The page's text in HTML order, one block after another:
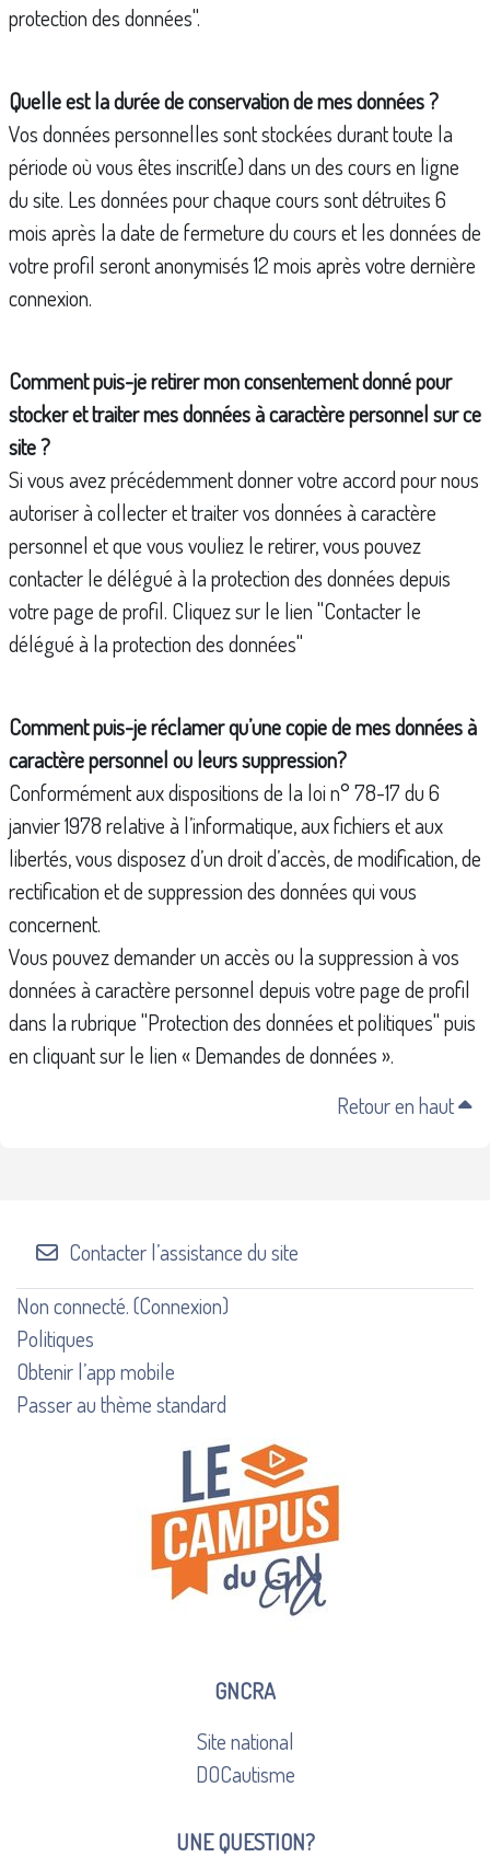
protection des données".
Quelle est la durée de conservation de mes données ?
Vos données personnelles sont stockées durant toute la
période où vous êtes inscrit(e) dans un des cours en ligne
du site. Les données pour chaque cours sont détruites 6
mois après la date de fermeture du cours et les données de
votre profil seront anonymisés 12 mois après votre dernière
connexion.
Comment puis-je retirer mon consentement donné pour
stocker et traiter mes données à caractère personnel sur ce
site ?
Si vous avez précédemment donner votre accord pour nous
autoriser à collecter et traiter vos données à caractère
personnel et que vous vouliez le retirer, vous pouvez
contacter le délégué à la protection des données depuis
votre page de profil. Cliquez sur le lien "Contacter le
délégué à la protection des données"
Comment puis-je réclamer qu’une copie de mes données à
caractère personnel ou leurs suppression?
Conformément aux dispositions de la loi n° 78-17 du 6
janvier 1978 relative à l’informatique, aux fichiers et aux
libertés, vous disposez d’un droit d’accès, de modification, de
rectification et de suppression des données qui vous
concernent.
Vous pouvez demander un accès ou la suppression à vos
données à caractère personnel depuis votre page de profil
dans la rubrique "Protection des données et politiques" puis
en cliquant sur le lien « Demandes de données ».
Retour en haut
Contacter l’assistance du site
Non connecté. (Connexion)
Politiques
Obtenir l’app mobile
Passer au thème standard
GNCRA
Site national
DOCautisme
UNE QUESTION?